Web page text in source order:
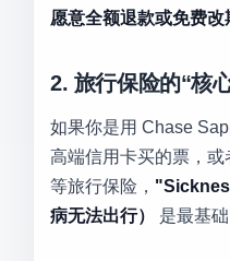
愿意全额退款或免费改
2. 旅行保险的“核
如果你是用 Chase
高端信用卡买的票，
等旅行保险，
病无法出行）
是最基